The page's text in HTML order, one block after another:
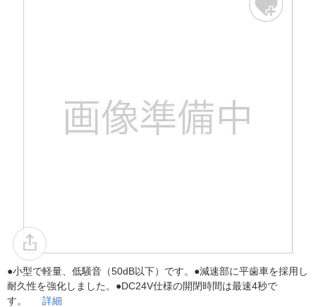
●小型で軽量、低騒音（50dB以下）です。●減速部に平歯車を採用し
耐久性を強化しました。●DC24V仕様の開閉時間は最速4秒で
す。 詳細